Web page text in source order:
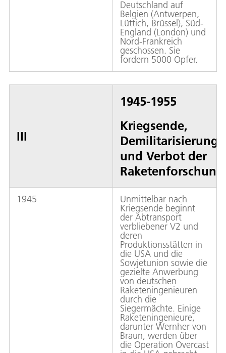
Deutschland auf
Belgien (Antwerpen,
Lüttich, Brüssel), Süd-
England (London) und
Nord-Frankreich
geschossen. Sie
fordern 5000 Opfer.
III
1945-1955
Kriegsende,
Demilitarisierung
und Verbot der
Raketenforschung
1945 Unmittelbar nach
Kriegsende beginnt
der Abtransport
verbliebener V2 und
deren
Produktionsstätten in
die USA und die
Sowjetunion sowie die
gezielte Anwerbung
von deutschen
Raketeningenieuren
durch die
Siegermächte. Einige
Raketeningenieure,
darunter Wernher von
Braun, werden über
die Operation Overcast